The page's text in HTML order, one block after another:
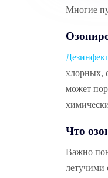
Многие
хлорных,
может
Что
Важно
летучими